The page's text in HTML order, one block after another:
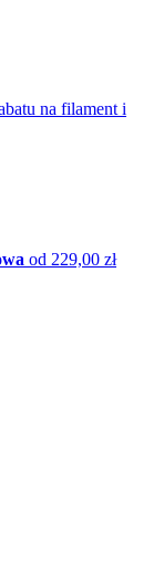
na filament i
od 229,00 zł